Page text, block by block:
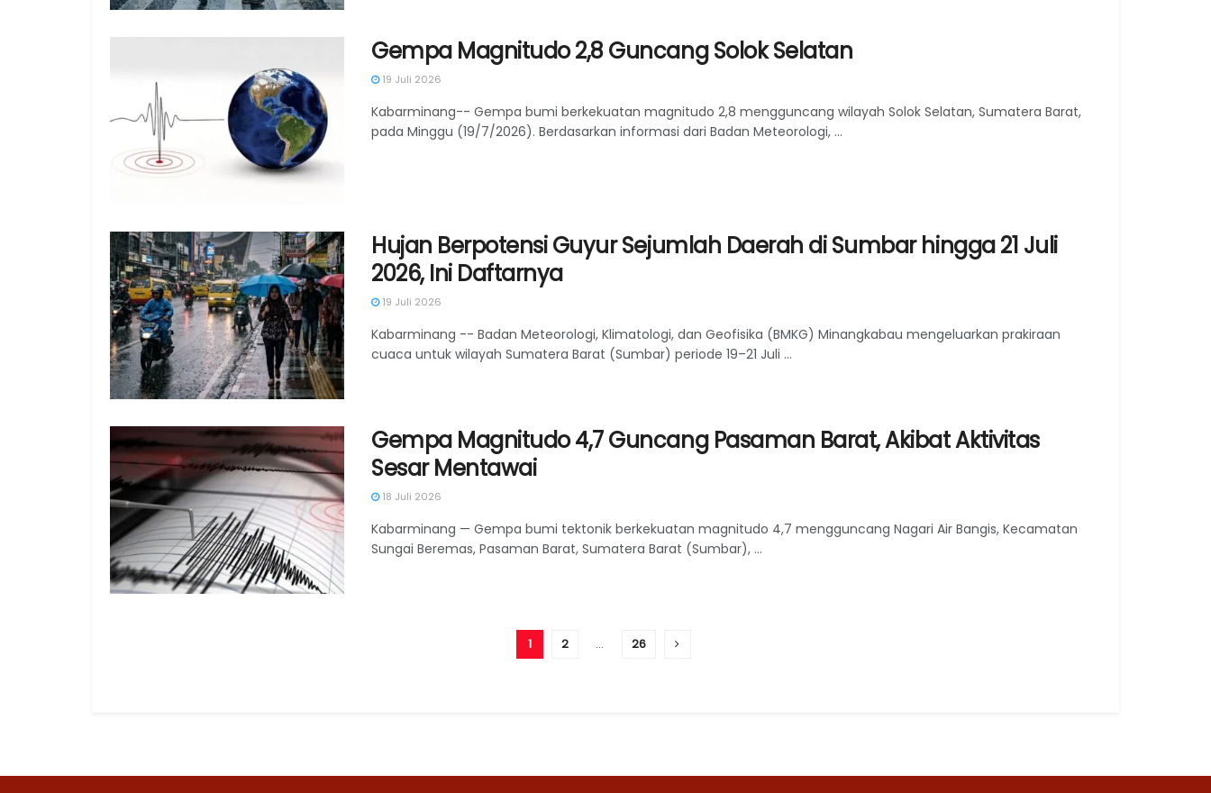
Gempa Magnitudo 2,8 Guncang Solok Selatan
19 Juli 2026
Kabarminang-- Gempa bumi berkekuatan magnitudo 2,8 mengguncang wilayah Solok Selatan, Sumatera Barat,
pada Minggu (19/7/2026). Berdasarkan informasi dari Badan Meteorologi, ...
Hujan Berpotensi Guyur Sejumlah Daerah di Sumbar hingga 21 Juli
2026, Ini Daftarnya
19 Juli 2026
Kabarminang -- Badan Meteorologi, Klimatologi, dan Geofisika (BMKG) Minangkabau mengeluarkan prakiraan
cuaca untuk wilayah Sumatera Barat (Sumbar) periode 19–21 Juli ...
Gempa Magnitudo 4,7 Guncang Pasaman Barat, Akibat Aktivitas
Sesar Mentawai
18 Juli 2026
Kabarminang — Gempa bumi tektonik berkekuatan magnitudo 4,7 mengguncang Nagari Air Bangis, Kecamatan
Sungai Beremas, Pasaman Barat, Sumatera Barat (Sumbar), ...
1 2 … 26